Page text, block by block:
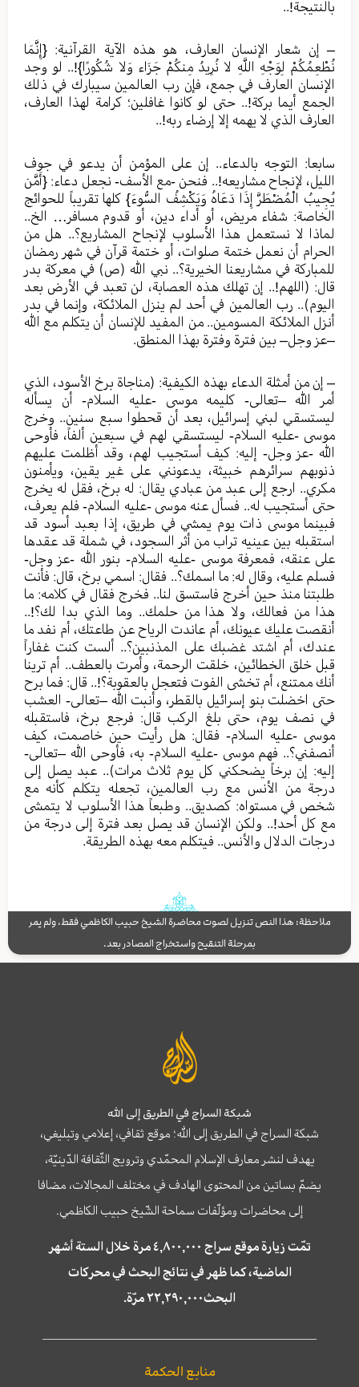
بالنتيجة!..
– إن شعار الإنسان العارف، هو هذه الآية القرآنية: {إِنَّمَا
نُطْعِمُكُمْ لِوَجْهِ اللَّهِ لا نُرِيدُ مِنكُمْ جَزَاء وَلا شُكُورًا}!.. لو وجد
الإنسان العارف في جمع، فإن رب العالمين سيبارك في ذلك
الجمع أيما بركة!.. حتى لو كانوا غافلين؛ كرامة لهذا العارف،
العارف الذي لا يهمه إلا إرضاء ربه!..
سابعا: التوجه بالدعاء.. إن على المؤمن أن يدعو في جوف
الليل، لإنجاح مشاريعه!.. فنحن -مع الأسف- نجعل دعاء: {أَمَّن
يُجِيبُ الْمُضْطَرَّ إِذَا دَعَاهُ وَيَكْشِفُ السُّوءَ} كلها تقريباً للحوائج
الخاصة: شفاء مريض، أو أداء دين، أو قدوم مسافر… الخ..
لماذا لا نستعمل هذا الأسلوب لإنجاح المشاريع؟.. هل من
الحرام أن نعمل ختمة صلوات، أو ختمة قرآن في شهر رمضان
للمباركة في مشاريعنا الخيرية؟.. نبي الله (ص) في معركة بدر
قال: (اللهم!.. إن تهلك هذه العصابة، لن تعبد في الأرض بعد
اليوم).. رب العالمين في أحد لم ينزل الملائكة، وإنما في بدر
أنزل الملائكة المسومين.. من المفيد للإنسان أن يتكلم مع الله
–عز وجل– بين فترة وفترة بهذا المنطق.
– إن من أمثلة الدعاء بهذه الكيفية: (مناجاة برخ الأسود، الذي
أمر الله –تعالى- كليمه موسى -عليه السلام- أن يسأله
ليستسقي لبني إسرائيل، بعد أن قحطوا سبع سنين.. وخرج
موسى -عليه السلام- ليستسقي لهم في سبعين ألفاً، فأوحى
الله -عز وجل- إليه: كيف أستجيب لهم، وقد أظلمت عليهم
ذنوبهم سرائرهم خبيثة، يدعونني على غير يقين، ويأمنون
مكري.. ارجع إلى عبد من عبادي يقال: له برخ، فقل له يخرج
حتى أستجيب له.. فسأل عنه موسى -عليه السلام- فلم يعرف،
فبينما موسى ذات يوم يمشي في طريق، إذا بعبد أسود قد
استقبله بين عينيه تراب من أثر السجود، في شملة قد عقدها
على عنقه، فمعرفة موسى -عليه السلام- بنور الله -عز وجل-
فسلم عليه، وقال له: ما اسمك؟.. فقال: اسمي برخ، قال: فأنت
طلبتنا منذ حين أخرج فاستسق لنا.. فخرج فقال في كلامه: ما
هذا من فعالك، ولا هذا من حلمك.. وما الذي بدا لك؟!..
أنقصت عليك عيونك، أم عاندت الرياح عن طاعتك، أم نفد ما
عندك، أم اشتد غضبك على المذنبين؟.. ألست كنت غفاراً
قبل خلق الخطائين، خلقت الرحمة، وأمرت بالعطف.. أم ترينا
أنك ممتنع، أم تخشى الفوت فتعجل بالعقوبة؟!.. قال: فما برح
حتى اخضلت بنو إسرائيل بالقطر، وأنبت الله –تعالى- العشب
في نصف يوم، حتى بلغ الركب قال: فرجع برخ، فاستقبله
موسى -عليه السلام- فقال: هل رأيت حين خاصمت، كيف
أنصفني؟.. فهم موسى -عليه السلام- به، فأوحى الله –تعالى-
إليه: إن برخاً يضحكني كل يوم ثلاث مرات).. عبد يصل إلى
درجة من الأنس مع رب العالمين، تجعله يتكلم كأنه مع
شخص في مستواه: كصديق.. وطبعاً هذا الأسلوب لا يتمشى
مع كل أحد!.. ولكن الإنسان قد يصل بعد فترة إلى درجة من
درجات الدلال والأنس.. فيتكلم معه بهذه الطريقة.
ملاحظة: هذا النص تنزيل لصوت محاضرة الشيخ حبيب الكاظمي فقط، ولم يمر
بمرحلة التنقيح واستخراج المصادر بعد.
شبكة السراج في الطريق إلى الله
شبكة السراج في الطريق إلى الله؛ موقع ثقافي، إعلامي وتبليغي،
يهدف لنشر معارف الإسلام المحمّدي وترويج الثّقافة الدّينيّة،
يضمّ بساتين من المحتوى الهادف في مختلف المجالات، مضافا
إلى محاضرات ومؤلّفات سماحة الشّيخ حبيب الكاظمي.
تمّت زيارة موقع سراج ٤,٨٠٠,٠٠٠ مرة خلال الستة أشهر
الماضية، كما ظهر في نتائج البحث في محركات
البحث٢٢,٢٩٠,٠٠٠ مرّة.
منابع الحكمة